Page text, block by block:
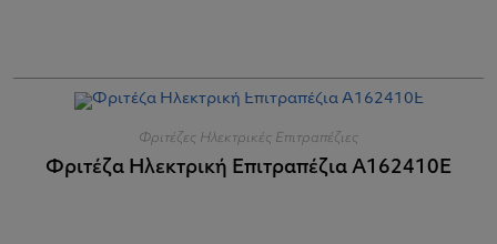
Φριτέζες Ηλεκτρικές Επιτραπέζιες
Φριτέζα Ηλεκτρική Επιτραπέζια A162410Ε